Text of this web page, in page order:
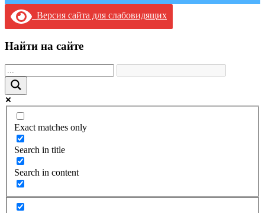
Версия сайта для слабовидящих
Найти на сайте
Exact matches only
Search in title
Search in content